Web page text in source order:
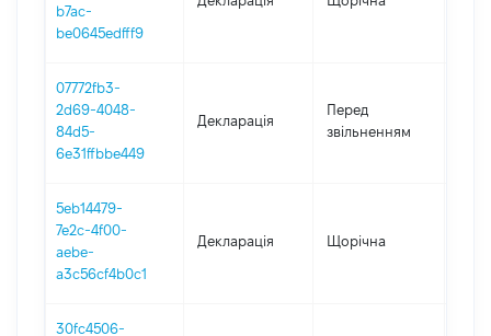
b7ac-
be0645edfff9
07772fb3-
2d69-4048-
84d5-
6e31ffbbe449
Декларація
Перед
звільненням
5eb14479-
7e2c-4f00-
aebe-
a3c56cf4b0c1
Декларація Щорічна
30fc4506-